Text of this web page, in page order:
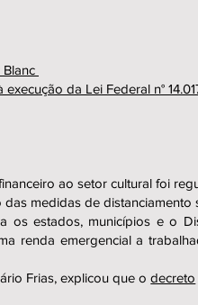
da Lei Federal n°
ao setor cultural foi
medidas de
os estados, municípios e o
renda emergencial a
Frias, explicou que odecreto